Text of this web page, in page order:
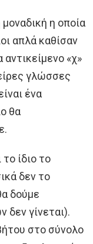
η οποία
απλά καθίσαν
«χ»
γλώσσες
ένα
θα
ίδιο το
δεν το
δούμε
γίνεται).
στο σύνολο